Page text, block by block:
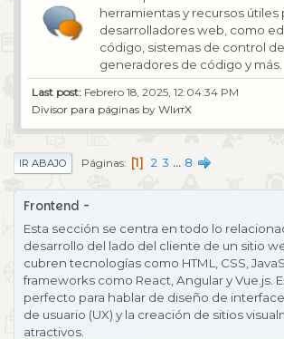
herramientas y recursos útiles
desarrolladores web, como
código, sistemas de control
generadores de código y más.
Last post: Febrero 18, 2025, 12:04:34 PM
Divisor para páginasby WIитX
IR ABAJO Páginas 1 2 3 ... 8
Frontend
Esta sección se centra en todo lo
desarrollo del lado del cliente de un sitio
cubren tecnologías como HTML, CSS,
frameworks como React, Angular y Vue.js.
perfecto para hablar de diseño de
de usuario (UX) y la creación de sitios
atractivos.